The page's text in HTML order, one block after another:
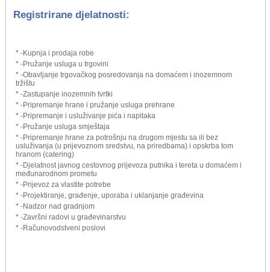
Registrirane djelatnosti:
* -Kupnja i prodaja robe
* -Pružanje usluga u trgovini
* -Obavljanje trgovačkog posredovanja na domaćem i inozemnom
tržištu
* -Zastupanje inozemnih tvrtki
* -Pripremanje hrane i pružanje usluga prehrane
* -Pripremanje i usluživanje pića i napitaka
* -Pružanje usluga smještaja
* -Pripremanje hrane za potrošnju na drugom mjestu sa ili bez
usluživanja (u prijevoznom sredstvu, na priredbama) i opskrba tom
hranom (catering)
* -Djelatnost javnog cestovnog prijevoza putnika i tereta u domaćem i
međunarodnom prometu
* -Prijevoz za vlastite potrebe
* -Projektiranje, građenje, uporaba i uklanjanje građevina
* -Nadzor nad gradnjom
* -Završni radovi u građevinarstvu
* -Računovodstveni poslovi